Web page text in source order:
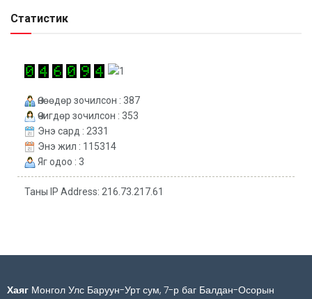
Статистик
Өнөөдөр зочилсон : 387
Өчигдөр зочилсон : 353
Энэ сард : 2331
Энэ жил : 115314
Яг одоо : 3
Таны IP Address: 216.73.217.61
Хаяг Монгол Улс Баруун-Урт сум, 7-р баг Балдан-Осорын